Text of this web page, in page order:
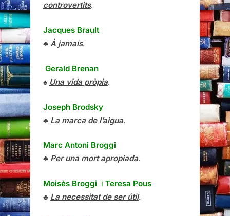
controvertits.
Jacques Brault
♣ À jamais.
Gerald Brenan
♠ Una vida pròpia.
Joseph Brodsky
♣ La marca de l’aigua.
Marc Antoni Broggi
♣ Per una mort apropiada.
Moisès Broggi i Teresa Pous
♣ La necessitat de ser útil.